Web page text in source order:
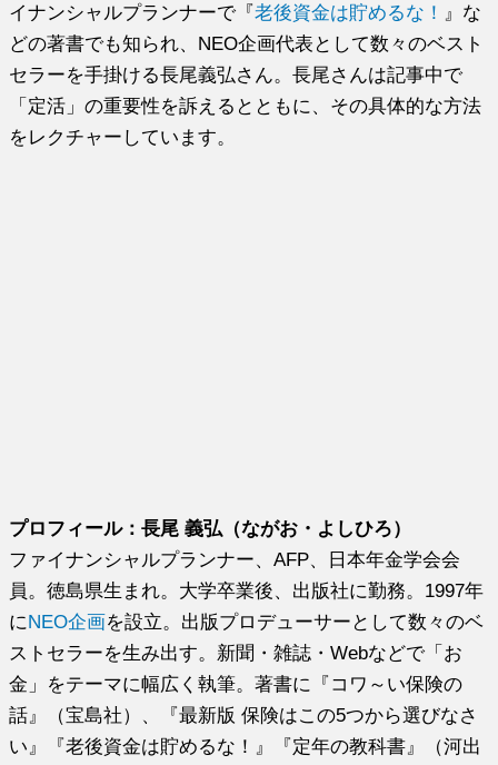
イナンシャルプランナーで『老後資金は貯めるな！
』な
どの著書でも知られ、NEO企画代表として数々のベスト
セラーを手掛ける長尾義弘さん。長尾さんは記事中で
「定活」の重要性を訴えるとともに、その具体的な方法
をレクチャーしています。
プロフィール：長尾 義弘（ながお・よしひろ）
ファイナンシャルプランナー、AFP、日本年金学会会
員。徳島県生まれ。大学卒業後、出版社に勤務。1997年
にNEO企画を設立。出版プロデューサーとして数々のベ
ストセラーを生み出す。新聞・雑誌・Webなどで「お
金」をテーマに幅広く執筆。著書に『コワ～い保険の
話』（宝島社）、『最新版 保険はこの5つから選びなさ
い』『老後資金は貯めるな！』『定年の教科書』（河出